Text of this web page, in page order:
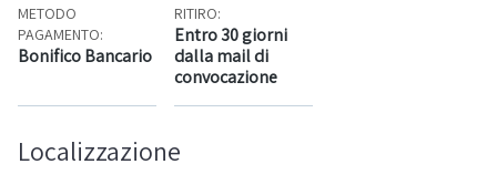
METODO
PAGAMENTO:
Bonifico Bancario
RITIRO:
Entro 30 giorni
dalla mail di
convocazione
Localizzazione